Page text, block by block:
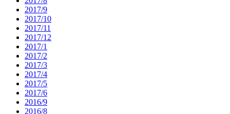
2017/9
2017/10
2017/11
2017/12
2017/1
2017/2
2017/3
2017/4
2017/5
2017/6
2016/9
2016/8